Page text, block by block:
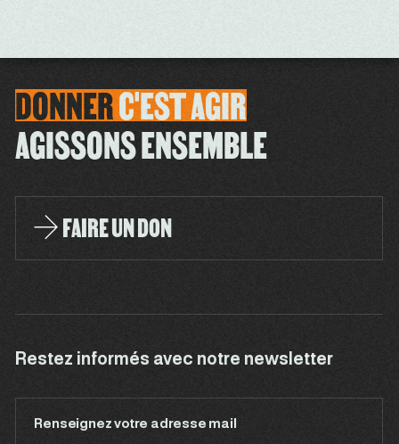
DONNERC'ESTAGIR
AGISSONS ENSEMBLE
FAIRE UN DON
Restez informés avec notre newsletter
Renseignez votre adresse mail